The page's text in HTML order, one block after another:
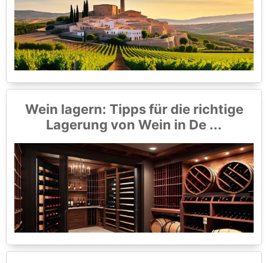
Wein lagern: Tipps für die richtige
Lagerung von Wein in De ...